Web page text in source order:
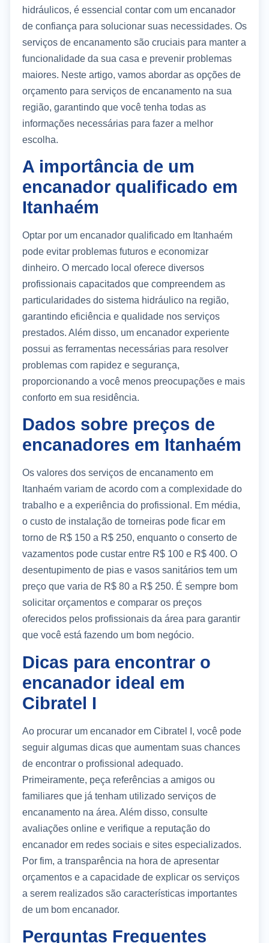
hidráulicos, é essencial contar com um encanador
de confiança para solucionar suas necessidades. Os
serviços de encanamento são cruciais para manter a
funcionalidade da sua casa e prevenir problemas
maiores. Neste artigo, vamos abordar as opções de
orçamento para serviços de encanamento na sua
região, garantindo que você tenha todas as
informações necessárias para fazer a melhor
escolha.
A importância de um
encanador qualificado em
Itanhaém
Optar por um encanador qualificado em Itanhaém
pode evitar problemas futuros e economizar
dinheiro. O mercado local oferece diversos
profissionais capacitados que compreendem as
particularidades do sistema hidráulico na região,
garantindo eficiência e qualidade nos serviços
prestados. Além disso, um encanador experiente
possui as ferramentas necessárias para resolver
problemas com rapidez e segurança,
proporcionando a você menos preocupações e mais
conforto em sua residência.
Dados sobre preços de
encanadores em Itanhaém
Os valores dos serviços de encanamento em
Itanhaém variam de acordo com a complexidade do
trabalho e a experiência do profissional. Em média,
o custo de instalação de torneiras pode ficar em
torno de R$ 150 a R$ 250, enquanto o conserto de
vazamentos pode custar entre R$ 100 e R$ 400. O
desentupimento de pias e vasos sanitários tem um
preço que varia de R$ 80 a R$ 250. É sempre bom
solicitar orçamentos e comparar os preços
oferecidos pelos profissionais da área para garantir
que você está fazendo um bom negócio.
Dicas para encontrar o
encanador ideal em
Cibratel I
Ao procurar um encanador em Cibratel I, você pode
seguir algumas dicas que aumentam suas chances
de encontrar o profissional adequado.
Primeiramente, peça referências a amigos ou
familiares que já tenham utilizado serviços de
encanamento na área. Além disso, consulte
avaliações online e verifique a reputação do
encanador em redes sociais e sites especializados.
Por fim, a transparência na hora de apresentar
orçamentos e a capacidade de explicar os serviços
a serem realizados são características importantes
de um bom encanador.
Perguntas Frequentes